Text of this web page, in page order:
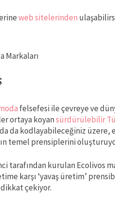
web sitelerinden
Markaları
felsefesi ile çevreye ve
ortaya koyansürdürülebilir
da kodlayabileceğiniz
temel prensiplerini
tarafından kurulan Ecolivos
karşı ‘yavaş üretim’
çekiyor.